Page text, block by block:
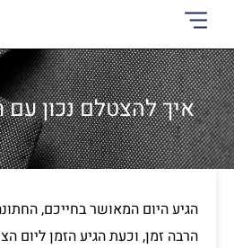
איך להצטלם נכון
הגיע היום המאושר בחייכם,
הרבה זמן, וכעת הגיע הזמן ליום